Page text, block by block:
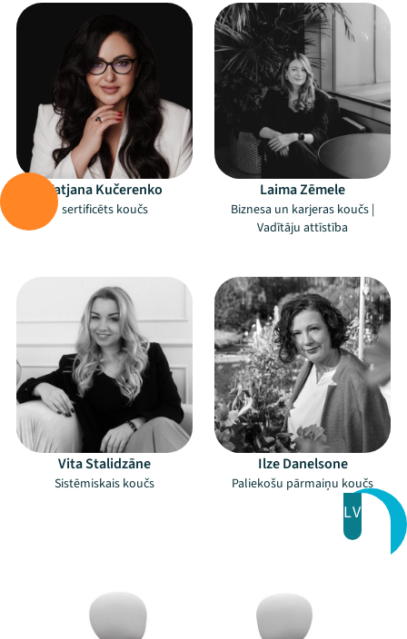
Mana programma
Festivāls
Programma
Arhīvs
Viņi bija LAMPĀ 2026
Jaunumi
Tatjana Kučerenko
sertificēts koučs
Laima Zēmele
Biznesa un karjeras koučs |
Vadītāju attīstība
Vita Stalidzāne
Sistēmiskais koučs
Ilze Danelsone
Paliekošu pārmaiņu koučs
LV